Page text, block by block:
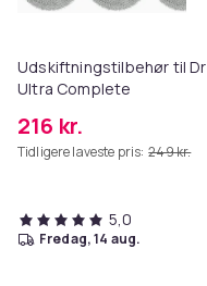
Udskiftningstilbehør til
Ultra Complete
216 kr.
Tidligere laveste pris: 249 kr.
5,0
fredag, 14 aug.